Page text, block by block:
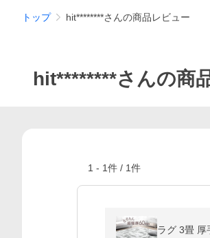
トップ hit********さんの商品レビュー
hit********さんの商
1 - 1件 / 1件
ラグ 3畳 厚